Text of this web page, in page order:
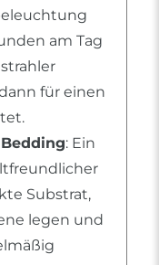
am Tag
für einen
: Ein
Substrat,
legen und